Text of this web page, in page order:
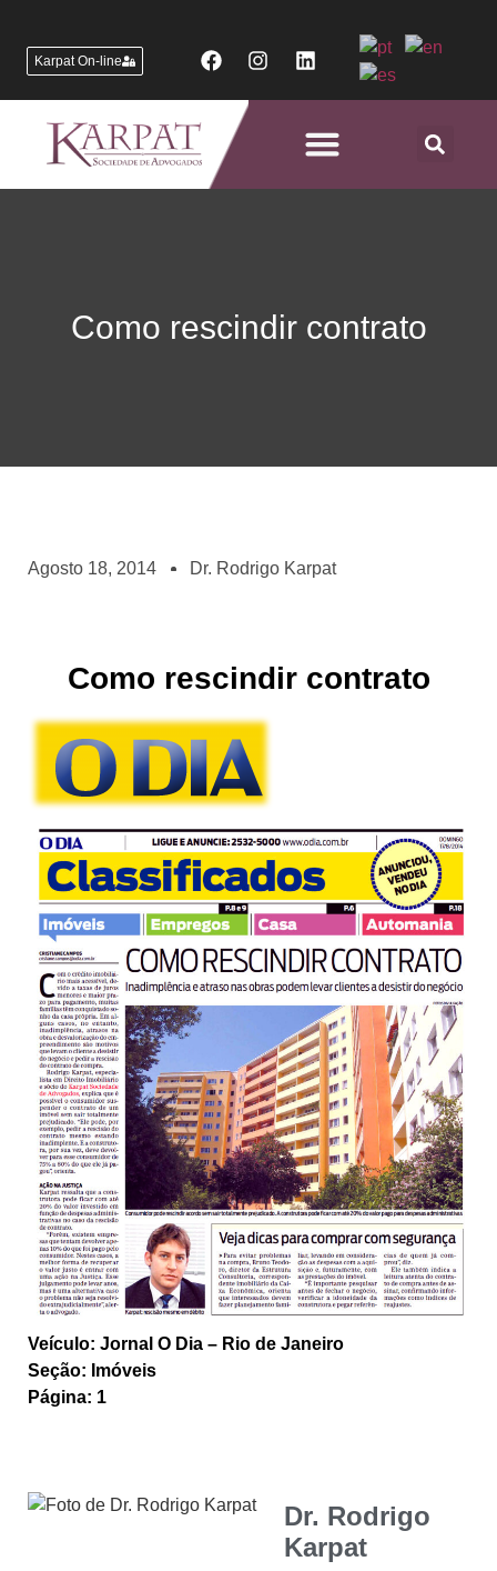
Karpat On-line
Como rescindir contrato
Agosto 18, 2014 Dr. Rodrigo Karpat
Como rescindir contrato
Veículo: Jornal O Dia – Rio de Janeiro
Seção: Imóveis
Página: 1
Dr. Rodrigo
Karpat